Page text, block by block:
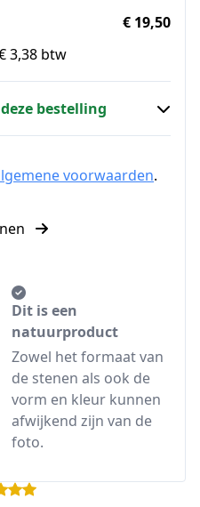
€ 19,50
3,38 btw
bestelling
voorwaarden.
Dit is een
natuurproduct
Zowel het formaat van
de stenen als ook de
vorm en kleur kunnen
afwijkend zijn van de
foto.